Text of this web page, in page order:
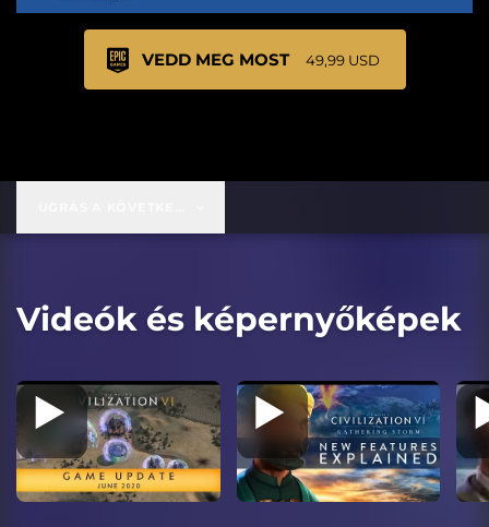
VEDD MEG MOST 49,99 USD
Videók és képernyőképek